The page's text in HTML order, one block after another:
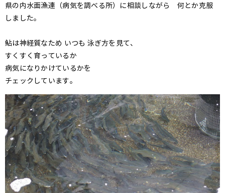
県の内水面漁連（病気を調べる所）に相談しながら 何とか克服
しました。
鮎は神経質なため いつも 泳ぎ方を見て、
すくすく育っているか
病気になりかけているかを
チェックしています。